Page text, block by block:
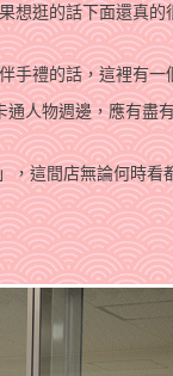
想逛的話下面還真
手禮的話，這裡有
人物週邊，應有盡
，這間店無論何時看